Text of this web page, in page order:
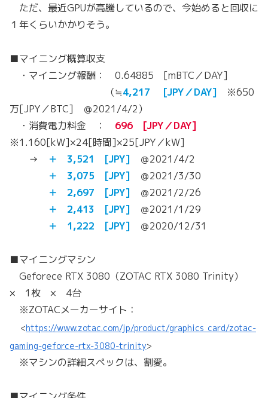
ただ、最近GPUが高騰しているので、今始めると回収に
１年くらいかかりそう。
■マイニング概算収支
・マイニング報酬： 0.64885 [mBTC／DAY]
（≒4,217 [JPY／DAY] ※650
万[JPY／BTC] ＠2021/4/2）
・消費電力料金 ： 696 [JPY／DAY]
※1.160[kW]×24[時間]×25[JPY／kW]
→
＋ 3,521 [JPY] ＠2021/4/2
＋ 3,075 [JPY] ＠2021/3/30
＋ 2,697 [JPY] ＠2021/2/26
＋ 2,413 [JPY] ＠2021/1/29
＋ 1,222 [JPY] ＠2020/12/31
■マイニングマシン
Geforece RTX 3080（ZOTAC RTX 3080 Trinity）
× 1枚 × 4台
※ZOTACメーカーサイト：
<https://www.zotac.com/jp/product/graphics_card/zotac-
gaming-geforce-rtx-3080-trinity>
※マシンの詳細スペックは、割愛。